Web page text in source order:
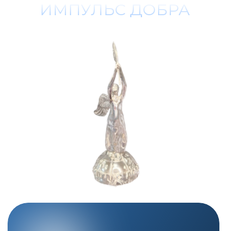
pr@nb-fund.ru
8 800 333 68 78
ВК - Сообщество
Напишите нам на e-mail
Телефон горячей линии:
КОНТАКТЫ